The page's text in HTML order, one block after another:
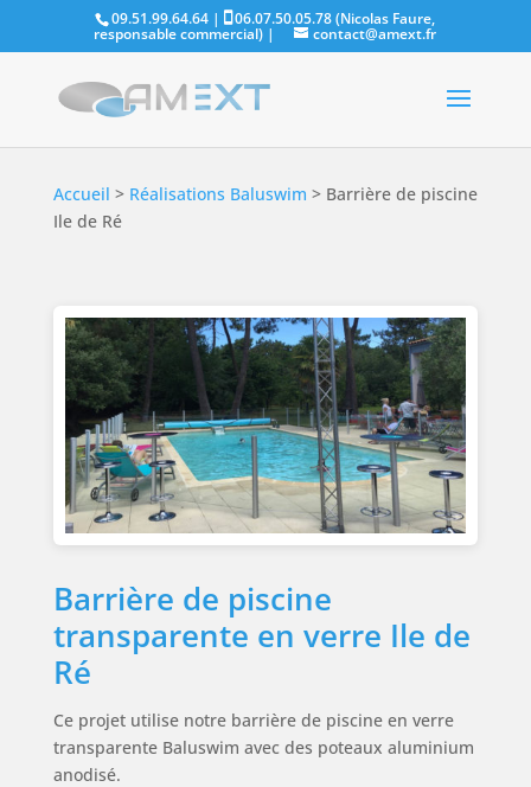
09.51.99.64.64 | 06.07.50.05.78 (Nicolas Faure,
responsable commercial) | contact@amext.fr
Accueil > Réalisations Baluswim > Barrière de piscine
Ile de Ré
Barrière de piscine
transparente en verre Ile de
Ré
Ce projet utilise notre barrière de piscine en verre
transparente Baluswim avec des poteaux aluminium
anodisé.